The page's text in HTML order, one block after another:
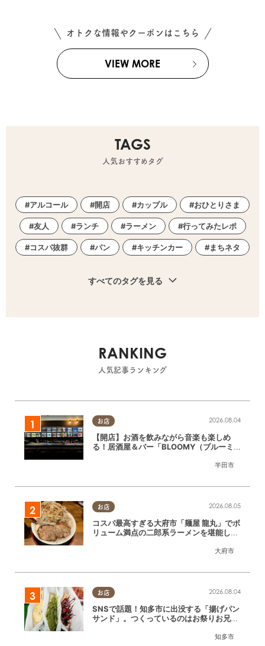
オトクな情報やクーポンはこちら
VIEW MORE
TAGS
人気おすすめタグ
アルコール 開店 カップル おひとりさま
友人 ランチ ラーメン 行ってみたレポ
コスパ抜群 パン キッチンカー まちネタ
すべてのタグを見る
RANKING
人気記事ランキング
お店
半田市
2026.08.04
【開店】お酒を飲みながら音楽も楽しめ
る！居酒屋＆バー「BLOOMY（ブルーミ
お店
大府市
2026.08.05
コスパ最高すぎる大府市「麺屋 龍丸」でボ
リューム満点の二郎系ラーメンを堪能して
お店
知多市
2026.08.04
SNSで話題！知多市に出没する「揚げパン
サンド」。つくっているのはお祭りお兄さ